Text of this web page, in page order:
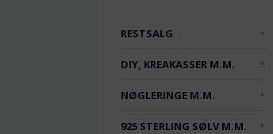
RESTSALG
DIY, KREAKASSER M.M.
NØGLERINGE M.M.
925 STERLING SØLV M.M.